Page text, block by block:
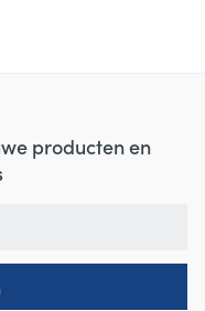
producten en